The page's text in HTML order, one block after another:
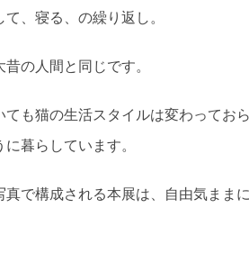
、寝る、の繰り返し。
の人間と同じです。
も猫の生活スタイルは変わってお
暮らしています。
で構成される本展は、自由気まま